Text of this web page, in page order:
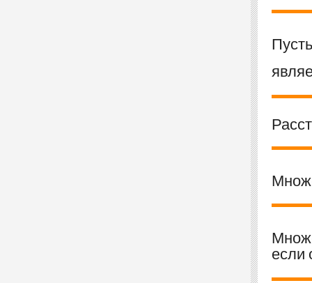
если